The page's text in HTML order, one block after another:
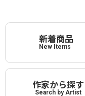
新着商品
New Items
作家から探す
Search by Artist